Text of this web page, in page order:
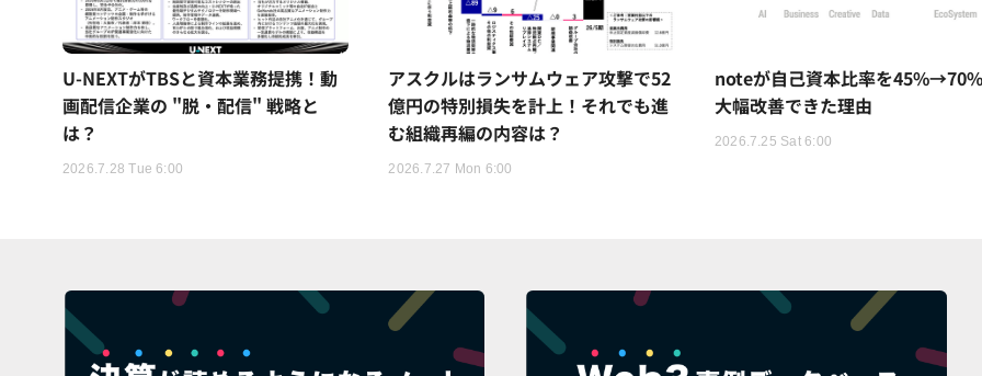
U-NEXTがTBSと資本業務提携！動
画配信企業の "脱・配信" 戦略と
は？
2026.7.28 Tue 6:00
アスクルはランサムウェア攻撃で52
億円の特別損失を計上！それでも進
む組織再編の内容は？
2026.7.27 Mon 6:00
noteが自己資本比率を
大幅改善できた理由
2026.7.25 Sat 6:00